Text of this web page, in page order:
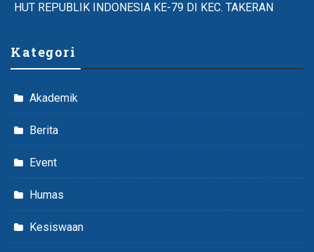
HUT REPUBLIK INDONESIA KE-79 DI KEC. TAKERAN
Kategori
Akademik
Berita
Event
Humas
Kesiswaan